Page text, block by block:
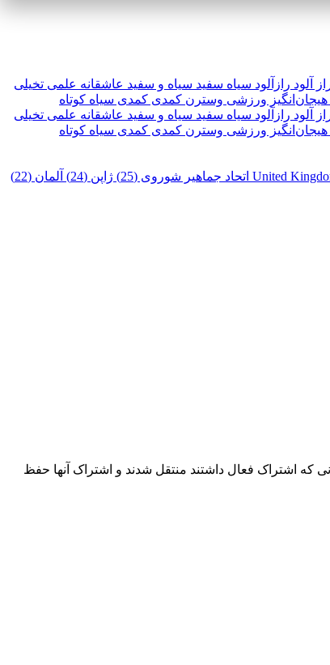
آلود رازآلود سیاه سفید سیاه و سفید عاشقانه علمی تخیلی
هیجان‌انگیز ورزشی وسترن کمدی کمدی سیاه کوتاه
آلود رازآلود سیاه سفید سیاه و سفید عاشقانه علمی تخیلی
هیجان‌انگیز ورزشی وسترن کمدی کمدی سیاه کوتاه
United اتحاد جماهیر شوروی (25) ژاپن (24)
آلمان (22)
که اشتراک فعال داشتند منتقل شدند و اشتراک آنها حفظ